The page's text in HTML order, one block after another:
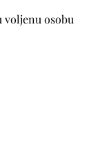
voljenu osobu